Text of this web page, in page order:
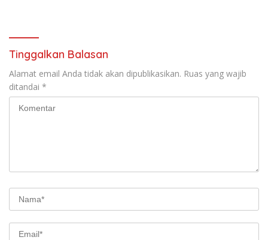
Tinggalkan Balasan
Alamat email Anda tidak akan dipublikasikan. Ruas yang wajib
ditandai *